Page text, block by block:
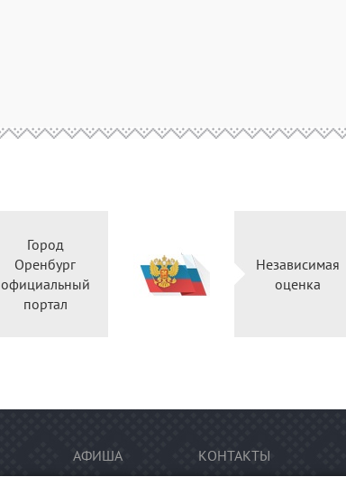
Город
Оренбург
официальный
портал
Независимая
оценка
АФИША КОНТАКТЫ